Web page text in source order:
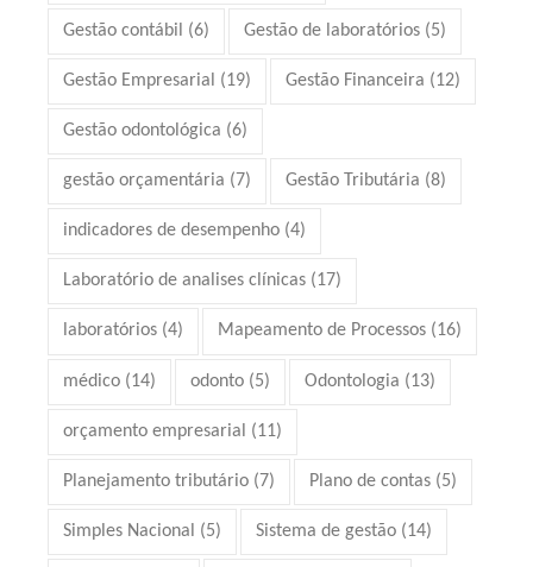
Gestão contábil (6) Gestão de laboratórios (5)
Gestão Empresarial (19) Gestão Financeira (12)
Gestão odontológica (6)
gestão orçamentária (7) Gestão Tributária (8)
indicadores de desempenho (4)
Laboratório de analises clínicas (17)
laboratórios (4) Mapeamento de Processos (16)
médico (14) odonto (5) Odontologia (13)
orçamento empresarial (11)
Planejamento tributário (7) Plano de contas (5)
Simples Nacional (5) Sistema de gestão (14)